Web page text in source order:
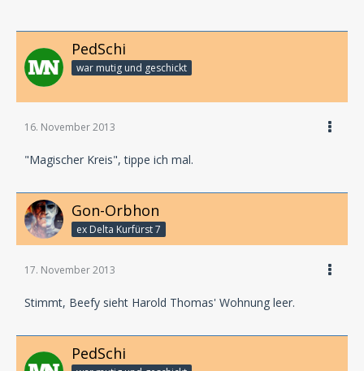
PedSchi
war mutig und geschickt
16. November 2013
"Magischer Kreis", tippe ich mal.
Gon-Orbhon
ex Delta Kurfürst 7
17. November 2013
Stimmt, Beefy sieht Harold Thomas' Wohnung leer.
PedSchi